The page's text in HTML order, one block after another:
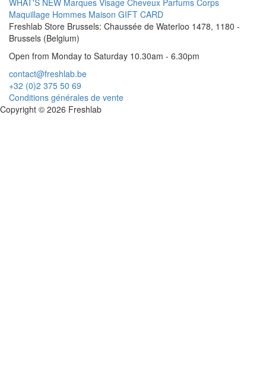
WHAT'S NEW Marques Visage Cheveux Parfums Corps
Maquillage Hommes Maison GIFT CARD
Freshlab Store Brussels: Chaussée de Waterloo 1478, 1180 -
Brussels (Belgium)
Open from Monday to Saturday 10.30am - 6.30pm
contact@freshlab.be
+32 (0)2 375 50 69
Conditions générales de vente
Copyright © 2026 Freshlab